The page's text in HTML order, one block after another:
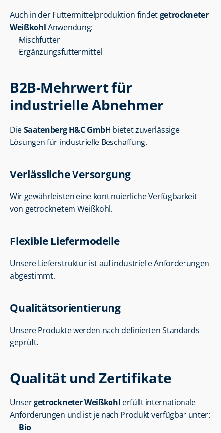
Auch in der Futtermittelproduktion findet getrockneter
Weißkohl Anwendung:
Mischfutter
Ergänzungsfuttermittel
B2B-Mehrwert für
industrielle Abnehmer
Die Saatenberg H&C GmbH bietet zuverlässige
Lösungen für industrielle Beschaffung.
Verlässliche Versorgung
Wir gewährleisten eine kontinuierliche Verfügbarkeit
von getrocknetem Weißkohl.
Flexible Liefermodelle
Unsere Lieferstruktur ist auf industrielle Anforderungen
abgestimmt.
Qualitätsorientierung
Unsere Produkte werden nach definierten Standards
geprüft.
Qualität und Zertifikate
Unser getrockneter Weißkohl erfüllt internationale
Anforderungen und ist je nach Produkt verfügbar unter:
Bio